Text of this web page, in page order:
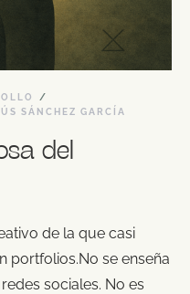
SÁNCHEZ GARCÍA
del
de la que casi
portfolios.No se enseña
sociales. No es